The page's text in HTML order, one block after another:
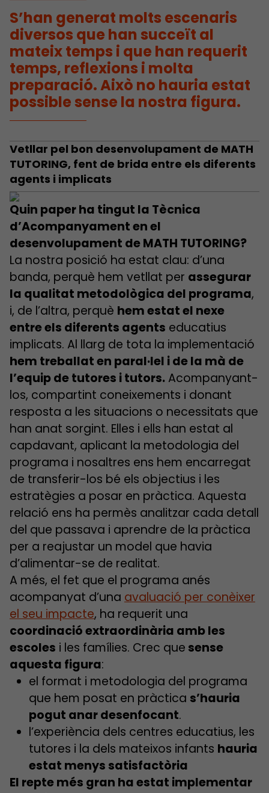
S’han generat molts escenaris
diversos que han succeït al
mateix temps i que han requerit
temps, reflexions i molta
preparació. Això no hauria estat
possible sense la nostra figura.
Vetllar pel bon desenvolupament de MATH
TUTORING, fent de brida entre els diferents
agents i implicats
Quin paper ha tingut la Tècnica
d’Acompanyament en el
desenvolupament de MATH TUTORING?
La nostra posició ha estat clau: d’una
banda, perquè hem vetllat per assegurar
la qualitat metodològica del programa,
i, de l’altra, perquè hem estat el nexe
entre els diferents agents educatius
implicats. Al llarg de tota la implementació
hem treballat en paral·lel i de la mà de
l’equip de tutores i tutors. Acompanyant-
los, compartint coneixements i donant
resposta a les situacions o necessitats que
han anat sorgint. Elles i ells han estat al
capdavant, aplicant la metodologia del
programa i nosaltres ens hem encarregat
de transferir-los bé els objectius i les
estratègies a posar en pràctica. Aquesta
relació ens ha permès analitzar cada detall
del que passava i aprendre de la pràctica
per a reajustar un model que havia
d’alimentar-se de realitat.
A més, el fet que el programa anés
acompanyat d’una avaluació per conèixer
el seu impacte, ha requerit una
coordinació extraordinària amb les
escoles i les famílies. Crec quesense
aquesta figura:
el format i metodologia del programa
que hem posat en pràctica s’hauria
pogut anar desenfocant.
l’experiència dels centres educatius, les
tutores i la dels mateixos infants hauria
estat menys satisfactòria
El repte més gran ha estat implementar